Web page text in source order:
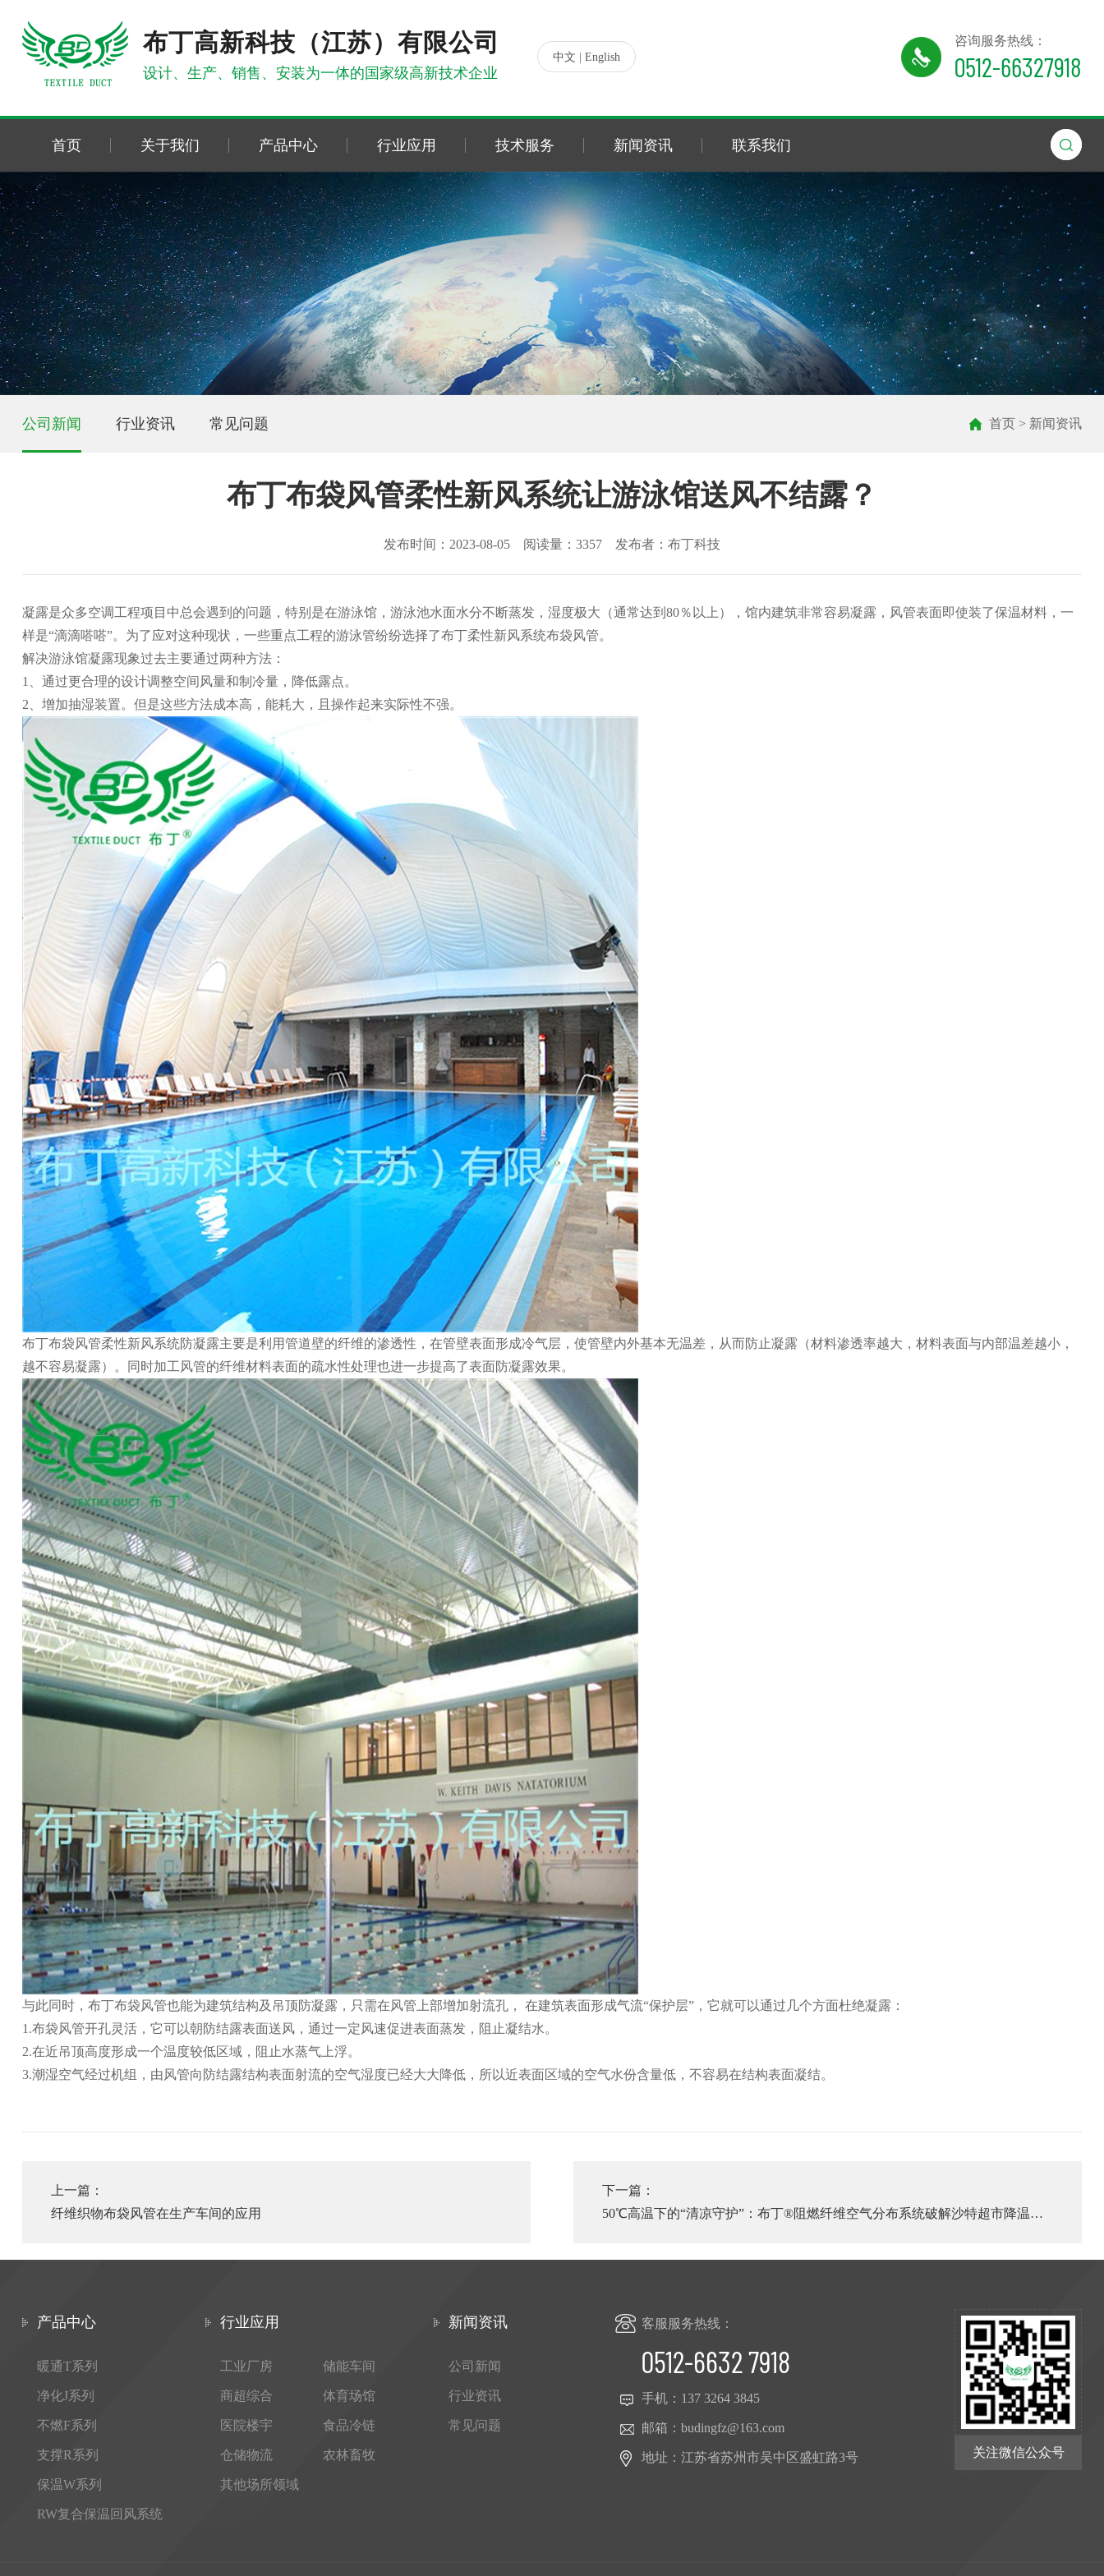
布丁高新科技（江苏）有限公司
设计、生产、销售、安装为一体的国家级高新技术企业
中文 | English
咨询服务热线：
0512-66327918
首页 关于我们 产品中心 行业应用 技术服务 新闻资讯 联系我们
公司新闻 行业资讯 常见问题 首页 > 新闻资讯
布丁布袋风管柔性新风系统让游泳馆送风不结露？
发布时间：2023-08-05 阅读量：3357 发布者：布丁科技
凝露是众多空调工程项目中总会遇到的问题，特别是在游泳馆，游泳池水面水分不断蒸发，湿度极大（通常达到80％以上），馆内建筑非常容易凝露，风管表面即使装了保温材料，一
样是“滴滴嗒嗒”。为了应对这种现状，一些重点工程的游泳管纷纷选择了布丁柔性新风系统布袋风管。
解决游泳馆凝露现象过去主要通过两种方法：
1、通过更合理的设计调整空间风量和制冷量，降低露点。
2、增加抽湿装置。但是这些方法成本高，能耗大，且操作起来实际性不强。
布丁布袋风管柔性新风系统防凝露主要是利用管道壁的纤维的渗透性，在管壁表面形成冷气层，使管壁内外基本无温差，从而防止凝露（材料渗透率越大，材料表面与内部温差越小，
越不容易凝露）。同时加工风管的纤维材料表面的疏水性处理也进一步提高了表面防凝露效果。
与此同时， 布丁布袋风管也能为建筑结构及吊顶防凝露，只需在风管上部增加射流孔， 在建筑表面形成气流“保护层”，它就可以通过几个方面杜绝凝露：
1.布袋风管开孔灵活，它可以朝防结露表面送风，通过一定风速促进表面蒸发，阻止凝结水。
2.在近吊顶高度形成一个温度较低区域，阻止水蒸气上浮。
3.潮湿空气经过机组，由风管向防结露结构表面射流的空气湿度已经大大降低，所以近表面区域的空气水份含量低，不容易在结构表面凝结。
上一篇：
纤维织物布袋风管在生产车间的应用
下一篇：
50℃高温下的“清凉守护”：布丁®阻燃纤维空气分布系统破解沙特超市降温难
产品中心
暖通T系列
净化J系列
不燃F系列
支撑R系列
保温W系列
RW复合保温回风系统
行业应用
工业厂房 储能车间
商超综合 体育场馆
医院楼宇 食品冷链
仓储物流 农林畜牧
其他场所领域
新闻资讯
公司新闻
行业资讯
常见问题
客服服务热线：
0512-6632 7918
手机： 137 3264 3845
邮箱：budingfz@163.com
地址：江苏省苏州市吴中区盛虹路3号 关注微信公众号